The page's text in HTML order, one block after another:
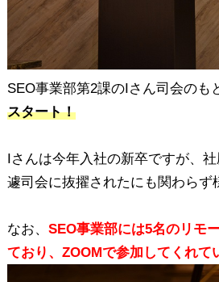
SEO事業部第2課のIさん司会のも
スタート！
Iさんは今年入社の新卒ですが、
遽司会に抜擢されたにも関わらず
なお、 SEO事業部には5名のリモ
ており、ZOOMで参加してくれて